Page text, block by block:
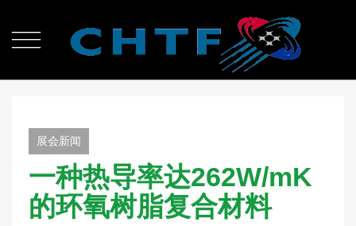

展会新闻
一种热导率达262W/mK
的环氧树脂复合材料